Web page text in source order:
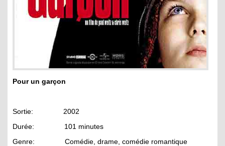
Pour un garçon
Sortie: 2002
Durée: 101 minutes
Genre: Comédie, drame, comédie romantique